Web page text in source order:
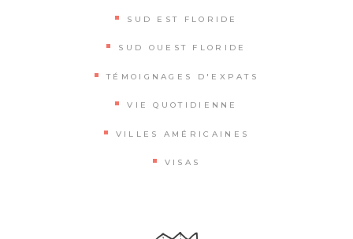
SUD EST FLORIDE
SUD OUEST FLORIDE
TÉMOIGNAGES D'EXPATS
VIE QUOTIDIENNE
VILLES AMÉRICAINES
VISAS